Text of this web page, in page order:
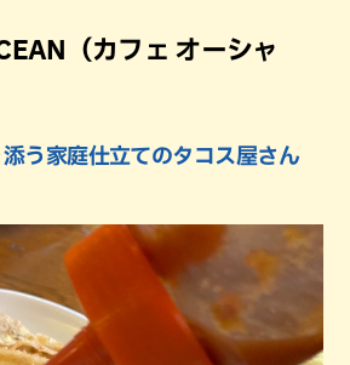
（カフェ オーシャ
う家庭仕立てのタコス屋さん